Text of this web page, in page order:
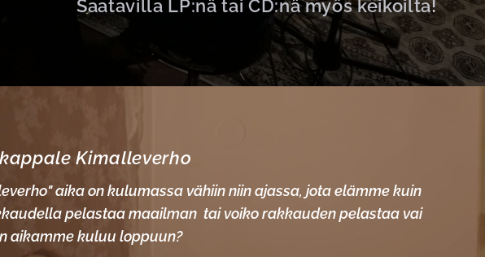
Saatavilla LP:nä tai CD:nä myös keikoilta!
Kimalleverho
aika on kulumassa vähiin niin ajassa, jota elämme kuin
pelastaa maailman tai voiko rakkauden pelastaa vai
aikamme kuluu loppuun?